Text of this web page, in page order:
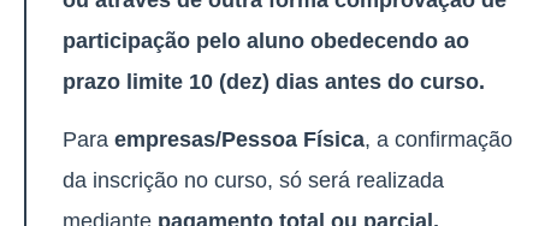
participação pelo aluno obedecendo ao
prazo limite 10 (dez) dias antes do curso.
Para empresas/Pessoa Física, a confirmação
da inscrição no curso, só será realizada